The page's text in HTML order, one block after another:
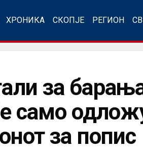
ХРОНИКА СКОПЈЕ РЕГИОН
за
само
за попис